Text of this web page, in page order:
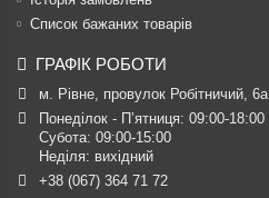
Список бажаних товарів
ГРАФІК РОБОТИ
м. Рівне, провулок Робітничий, 6а
Понеділок - П’ятниця: 09:00-18:00
Субота: 09:00-15:00
Неділя: вихідний
+38 (067) 364 71 72